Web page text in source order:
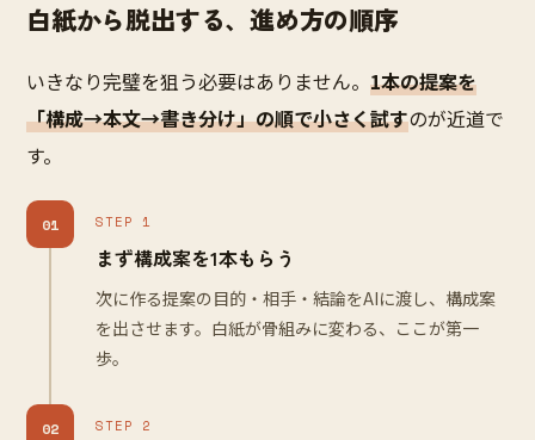
白紙から脱出する、進め方の順序
いきなり完璧を狙う必要はありません。 1本の提案を
「構成→本文→書き分け」の順で小さく試すのが近道で
す。
01 STEP 1
まず構成案を1本もらう
次に作る提案の目的・相手・結論をAIに渡し、構成案
を出させます。白紙が骨組みに変わる、ここが第一
歩。
02 STEP 2